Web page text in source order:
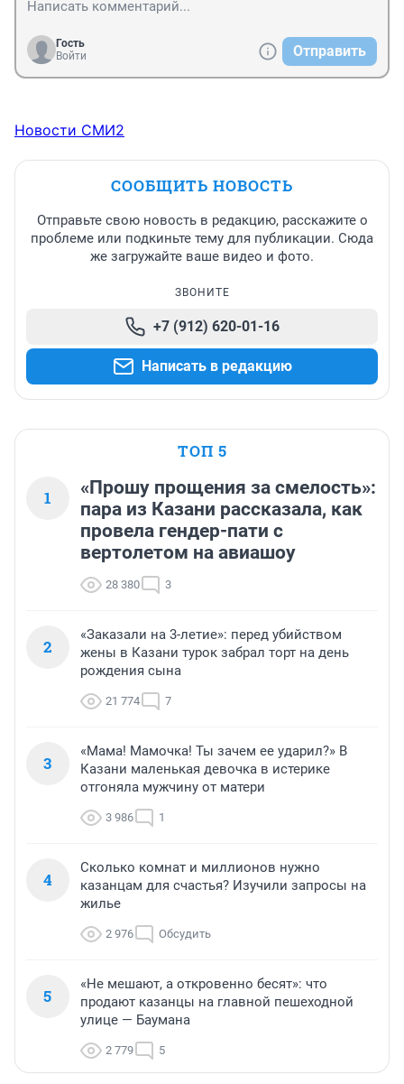
Гость
Войти
Отправить
Новости СМИ2
СООБЩИТЬ НОВОСТЬ
Отправьте свою новость в редакцию, расскажите о
проблеме или подкиньте тему для публикации. Сюда
же загружайте ваше видео и фото.
ЗВОНИТЕ
+7 (912) 620-01-16
Написать в редакцию
ТОП 5
1
«Прошу прощения за смелость»:
пара из Казани рассказала, как
провела гендер-пати с
вертолетом на авиашоу
28 380 3
2
«Заказали на 3-летие»: перед убийством
жены в Казани турок забрал торт на день
рождения сына
21 774 7
3
«Мама! Мамочка! Ты зачем ее ударил?» В
Казани маленькая девочка в истерике
отгоняла мужчину от матери
3 986 1
4
Сколько комнат и миллионов нужно
казанцам для счастья? Изучили запросы на
жилье
2 976 Обсудить
5
«Не мешают, а откровенно бесят»: что
продают казанцы на главной пешеходной
улице — Баумана
2 779 5